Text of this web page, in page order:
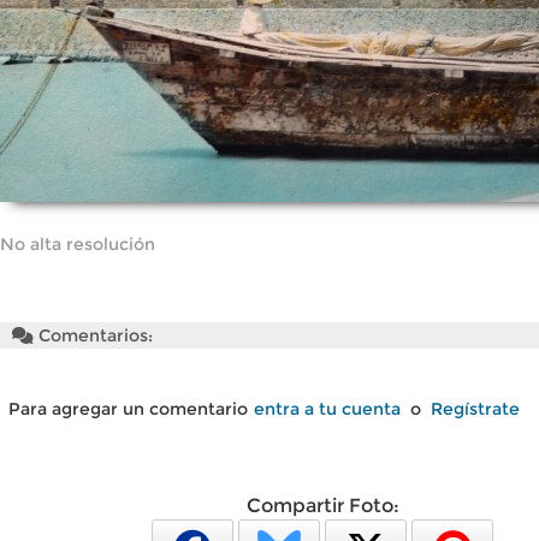
No alta resolución
Comentarios:
Para agregar un comentario entra a tu cuenta o Regístrate
Compartir Foto: